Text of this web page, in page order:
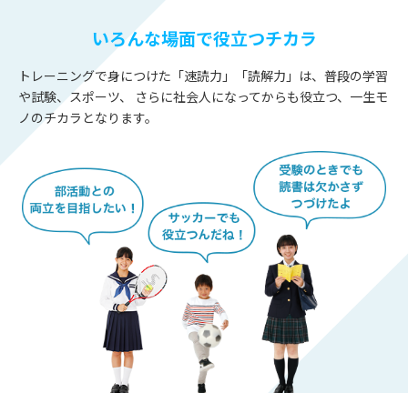
いろんな場面で役立つチカラ
トレーニングで身につけた「速読力」「読解力」は、普段の学習
や試験、スポーツ、
さらに社会人になってからも役立つ、一生モ
ノのチカラとなります。